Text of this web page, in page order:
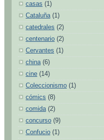
casas (1)
Cataluña (1)
catedrales (2)
centenario (2)
Cervantes (1)
china (6)
cine (14)
Coleccionismo (1)
cómics (8)
comida (2)
concurso (9)
Confucio (1)